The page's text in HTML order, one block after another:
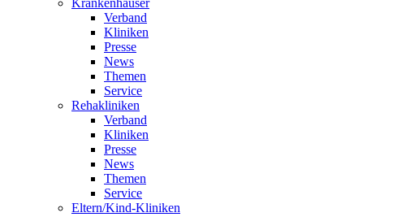
Krankenhäuser
Verband
Kliniken
Presse
News
Themen
Service
Rehakliniken
Verband
Kliniken
Presse
News
Themen
Service
Eltern/Kind-Kliniken